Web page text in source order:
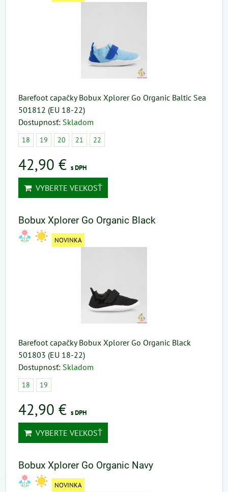
Barefoot capačky Bobux Xplorer Go Organic Baltic Sea
501812 (EU 18-22)
Dostupnosť: Skladom
18 19 20 21 22
42,90 € s DPH
VYBERTE VEĽKOSŤ
Bobux Xplorer Go Organic Black
NOVINKA
Barefoot capačky Bobux Xplorer Go Organic Black
501803 (EU 18-22)
Dostupnosť: Skladom
18 19
42,90 € s DPH
VYBERTE VEĽKOSŤ
Bobux Xplorer Go Organic Navy
NOVINKA